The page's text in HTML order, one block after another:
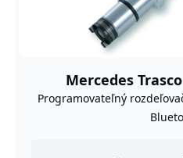
Mercedes Trasco
Programovateľný